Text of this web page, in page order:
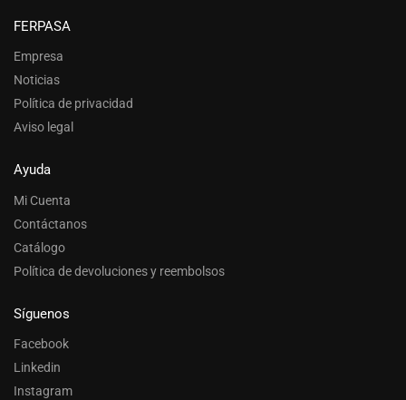
FERPASA
Empresa
Noticias
Política de privacidad
Aviso legal
Ayuda
Mi Cuenta
Contáctanos
Catálogo
Política de devoluciones y reembolsos
Síguenos
Facebook
Linkedin
Instagram